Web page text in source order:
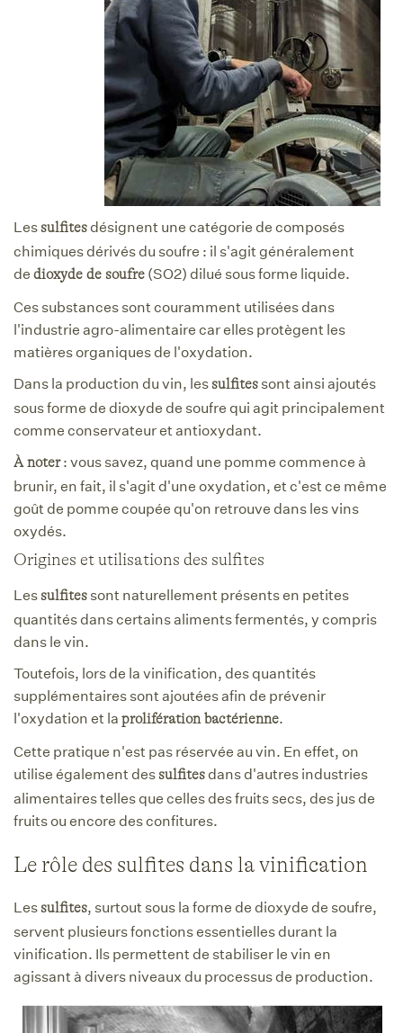
Les sulfites désignent une catégorie de composés
chimiques dérivés du soufre : il s'agit généralement
de dioxyde de soufre (SO2) dilué sous forme liquide.
Ces substances sont couramment utilisées dans
l'industrie agro-alimentaire car elles protègent les
matières organiques de l'oxydation.
Dans la production du vin, les sulfites sont ainsi ajoutés
sous forme de dioxyde de soufre qui agit principalement
comme conservateur et antioxydant.
À noter: vous savez, quand une pomme commence à
brunir, en fait, il s'agit d'une oxydation, et c'est ce même
goût de pomme coupée qu'on retrouve dans les vins
oxydés.
Origines et utilisations des sulfites
Les sulfites sont naturellement présents en petites
quantités dans certains aliments fermentés, y compris
dans le vin.
Toutefois, lors de la vinification, des quantités
supplémentaires sont ajoutées afin de prévenir
l'oxydation et la prolifération bactérienne.
Cette pratique n'est pas réservée au vin. En effet, on
utilise également des sulfites dans d'autres industries
alimentaires telles que celles des fruits secs, des jus de
fruits ou encore des confitures.
Le rôle des sulfites dans la vinification
Les sulfites, surtout sous la forme de dioxyde de soufre,
servent plusieurs fonctions essentielles durant la
vinification. Ils permettent de stabiliser le vin en
agissant à divers niveaux du processus de production.